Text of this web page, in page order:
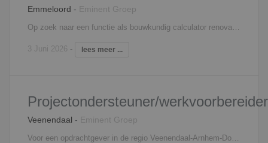
Emmeloord - Eminent Groep
Op zoek naar een functie als bouwkundig calculator renovatieprojecten in Emmeloord? Wij zoeken voor een innovatieve, toonaangevende organisatie een bouwkundig cijferwonder. Voor projecten in Noord- en Midden Nederland krijg jij de verantwoordelijkheid voor de prijsvorming en objectieve kostenindicatie. Als calculator kom je met een volledig, realistisch en haalbaar voorstel aan de klant; duidelijk en scherp. Interesse? Neem contact op met Anneloes Rabel, 06 - 18 73 33 45,
3 Juni 2026 - lees meer ...
Projectondersteuner/werkvoorbereider
Veenendaal - Eminent Groep